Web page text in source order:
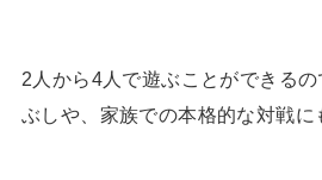
2人から4人で遊ぶことができる
ぶしや、家族での本格的な対戦に